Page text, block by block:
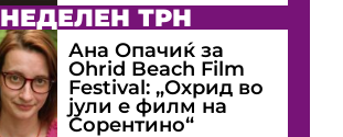
НЕДЕЛЕН ТРН
Ана Опачиќ за
Оhrid Beach Film
Festival: „Охрид во
јули е филм на
Сорентино“